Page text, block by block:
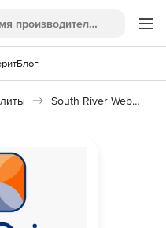
Блог
South River WebDrive